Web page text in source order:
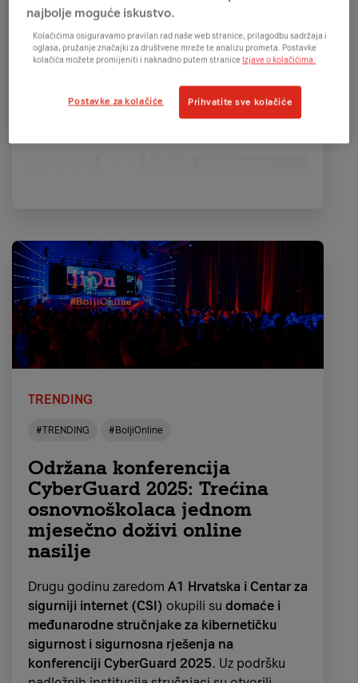
pokriva cijelu adventsku sezonu, već
1. prosinca i traje 24 dana? Razlog je
praktičan – trajanje Adventa mijenja se iz
godine u godinu, pa je jednostavnijekalendar
započeti fiksnim datumomi odabrati određeni
broj dana kako bi se kalendari reproducirali i
Priča s adventskim kalendarima započela je u
19. stoljeću, kada su njemački protestanti na
prethodili Božiću, poput stavljanja oznaka
kredom na zidovima ili vratima, paljenjem
obitelji svaki dan izlagale pobožnu sliku u
svojim domovima, što je davne 1851.
godine dovelo do stvaranjaprvog
zabilježenog ručno izrađenog drvenog
adventskog kalendara.
Prvi adventski kalendar u današnjem obliku
objavljen je kaoprilog u jednim njemačkim
novinama 1904. godine. Međutim,njemački
nakladnik Gerhard Lang smatra se izumiteljem
modernog adventskog kalendarajer je 1908.
predstavio formu kartonske ploče s 24
TRENDING
#TRENDING #BoljiOnline
Održana konferencija
CyberGuard 2025: Trećina
osnovnoškolaca jednom
mjesečno doživi online
nasilje
Drugu godinu zaredom A1 Hrvatska i Centar za
sigurniji internet (CSI) okupili su domaće i
međunarodne stručnjake za kibernetičku
sigurnost i sigurnosna rješenja na
konferenciji CyberGuard 2025. Uz podršku
najbolje moguće iskustvo.
Kolačićima osiguravamo pravilan rad naše web stranice, prilagodbu sadržaja i
oglasa, pružanje značajki za društvene mreže te analizu prometa. Postavke
kolačića možete promijeniti i naknadno putem stranice Izjave o kolačićima.
Postavke za kolačiće Prihvatite sve kolačiće